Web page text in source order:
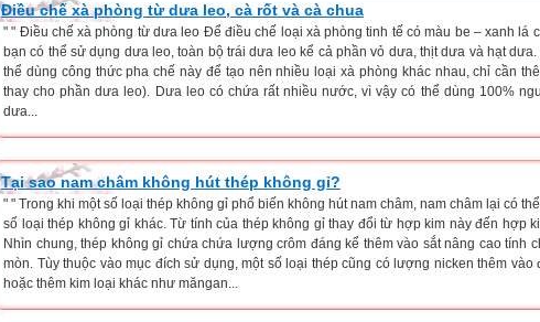
Điều chế xà phòng từ dưa leo, cà rốt và cà chua
" " Điều chế xà phòng từ dưa leo Để điều chế loại xà phòng tinh tế có màu be – xanh lá
bạn có thể sử dụng dưa leo, toàn bộ trái dưa leo kể cả phần vỏ dưa, thịt dưa và hạt dưa.
thể dùng công thức pha chế này để tạo nên nhiều loại xà phòng khác nhau, chỉ cần
thay cho phần dưa leo). Dưa leo có chứa rất nhiều nước, vì vậy có thể dùng 100%
dưa...
Tại sao nam châm không hút thép không gỉ?
" " Trong khi một số loại thép không gỉ phổ biến không hút nam châm, nam châm lại có
số loại thép không gỉ khác. Từ tính của thép không gỉ thay đổi từ hợp kim này đến hợp
Nhìn chung, thép không gỉ chứa chứa lượng crôm đáng kể thêm vào sắt nâng cao tính
mòn. Tùy thuộc vào mục đích sử dụng, một số loại thép cũng có lượng nicken thêm vào
hoặc thêm kim loại khác như măngan...